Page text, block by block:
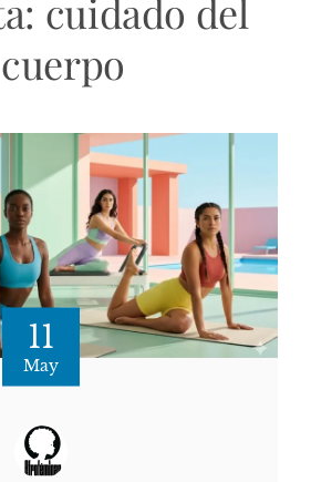
cuidado del
cuerpo
11
May